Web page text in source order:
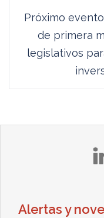
Próximo
de primera
legislativos
Alertas y